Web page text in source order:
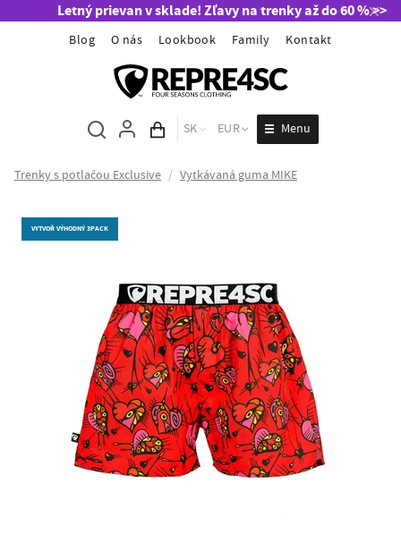
Letný prievan v sklade! Zľavy na trenky až do 60 % >>
Blog O nás Lookbook Family Kontakt
Obsah košíka
SK EUR Menu
Trenky s potlačou Exclusive / Vytkávaná guma MIKE
VYTVOŘ VÝHODNÝ 3PACK